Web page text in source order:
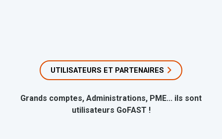
UTILISATEURS ET PARTENAIRES
Grands comptes, Administrations, PME... ils sont
utilisateurs GoFAST !